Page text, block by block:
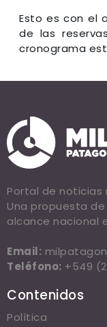
Esto es con el
de las
cronograma
Portal de noticias
Una propuesta
alcance nacional
Email:
Teléfono: +549
Contenidos
Política